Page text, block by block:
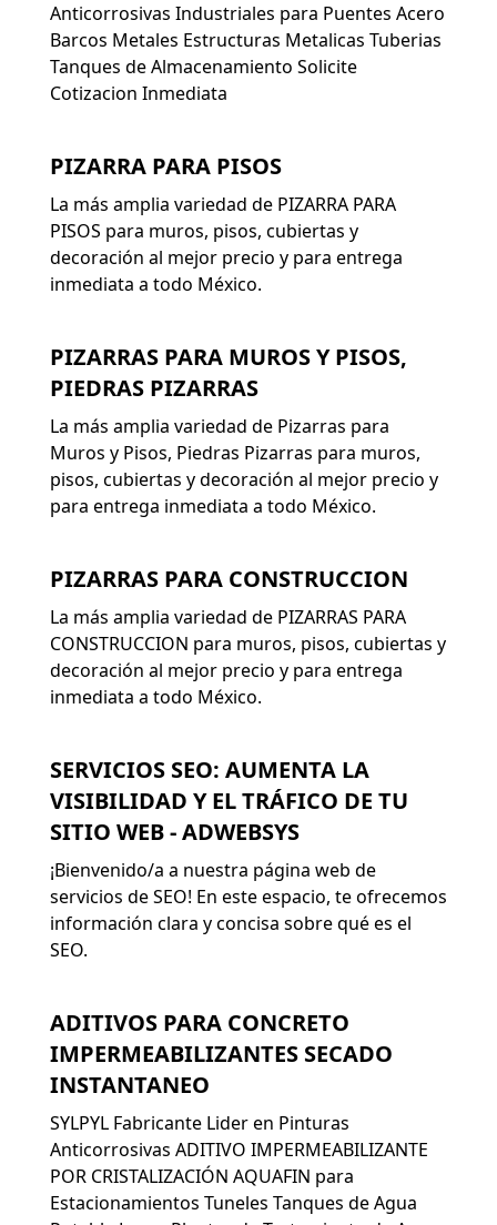
Anticorrosivas Industriales para Puentes Acero
Barcos Metales Estructuras Metalicas Tuberias
Tanques de Almacenamiento Solicite
Cotizacion Inmediata
PIZARRA PARA PISOS
La más amplia variedad de PIZARRA PARA
PISOS para muros, pisos, cubiertas y
decoración al mejor precio y para entrega
inmediata a todo México.
PIZARRAS PARA MUROS Y PISOS,
PIEDRAS PIZARRAS
La más amplia variedad de Pizarras para
Muros y Pisos, Piedras Pizarras para muros,
pisos, cubiertas y decoración al mejor precio y
para entrega inmediata a todo México.
PIZARRAS PARA CONSTRUCCION
La más amplia variedad de PIZARRAS PARA
CONSTRUCCION para muros, pisos, cubiertas y
decoración al mejor precio y para entrega
inmediata a todo México.
SERVICIOS SEO: AUMENTA LA
VISIBILIDAD Y EL TRÁFICO DE TU
SITIO WEB - ADWEBSYS
¡Bienvenido/a a nuestra página web de
servicios de SEO! En este espacio, te ofrecemos
información clara y concisa sobre qué es el
SEO.
ADITIVOS PARA CONCRETO
IMPERMEABILIZANTES SECADO
INSTANTANEO
SYLPYL Fabricante Lider en Pinturas
Anticorrosivas ADITIVO IMPERMEABILIZANTE
POR CRISTALIZACIÓN AQUAFIN para
Estacionamientos Tuneles Tanques de Agua